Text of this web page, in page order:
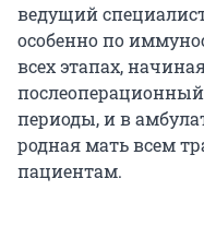
ведущий
особенно по
всех этапах,
периоды, и в
родная мать всем
пациентам.